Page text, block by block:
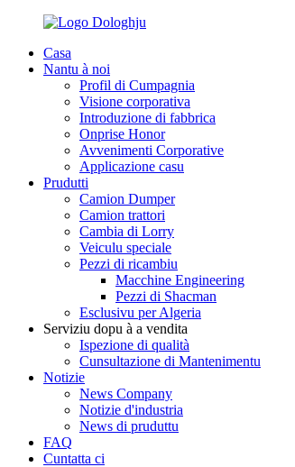
Casa
Nantu à noi
Profil di Cumpagnia
Visione corporativa
Introduzione di fabbrica
Onprise Honor
Avvenimenti Corporative
Applicazione casu
Prudutti
Camion Dumper
Camion trattori
Cambia di Lorry
Veiculu speciale
Pezzi di ricambiu
Macchine Engineering
Pezzi di Shacman
Esclusivu per Algeria
Serviziu dopu à a vendita
Ispezione di qualità
Cunsultazione di Mantenimentu
Notizie
News Company
Notizie d'industria
News di pruduttu
FAQ
Cuntatta ci